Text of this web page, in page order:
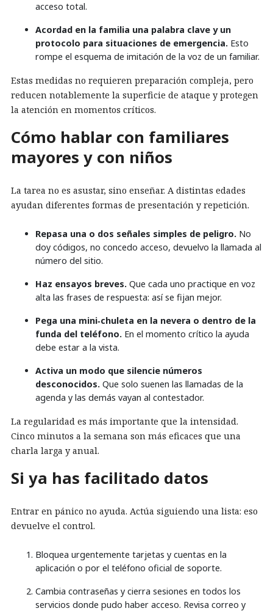
acceso total.
Acordad en la familia una palabra clave y un
protocolo para situaciones de emergencia. Esto
rompe el esquema de imitación de la voz de un familiar.
Estas medidas no requieren preparación compleja, pero
reducen notablemente la superficie de ataque y protegen
la atención en momentos críticos.
Cómo hablar con familiares
mayores y con niños
La tarea no es asustar, sino enseñar. A distintas edades
ayudan diferentes formas de presentación y repetición.
Repasa una o dos señales simples de peligro. No
doy códigos, no concedo acceso, devuelvo la llamada al
número del sitio.
Haz ensayos breves. Que cada uno practique en voz
alta las frases de respuesta: así se fijan mejor.
Pega una mini‑chuleta en la nevera o dentro de la
funda del teléfono. En el momento crítico la ayuda
debe estar a la vista.
Activa un modo que silencie números
desconocidos. Que solo suenen las llamadas de la
agenda y las demás vayan al contestador.
La regularidad es más importante que la intensidad.
Cinco minutos a la semana son más eficaces que una
charla larga y anual.
Si ya has facilitado datos
Entrar en pánico no ayuda. Actúa siguiendo una lista: eso
devuelve el control.
Bloquea urgentemente tarjetas y cuentas en la
aplicación o por el teléfono oficial de soporte.
Cambia contraseñas y cierra sesiones en todos los
servicios donde pudo haber acceso. Revisa correo y